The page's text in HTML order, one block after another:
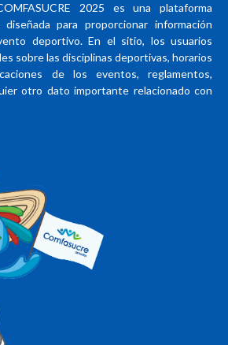
2025 es una plataforma
para proporcionar información
deportivo. En el sitio, los usuarios
sobre las disciplinas deportivas, horarios
de los eventos, reglamentos,
otro dato importante relacionado con